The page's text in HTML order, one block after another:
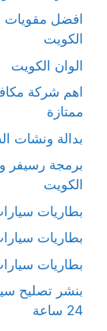
افضل
الكويت
الوان الكويت
اهم شركة
ممتازة
بدالة ونشات
الكويت
بطاريات سيارات
بطاريات
بطاريات
بنشر تصليح
24 ساعة